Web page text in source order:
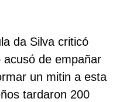
da Silva criticó
de empañar
un mitin a esta
tardaron 200